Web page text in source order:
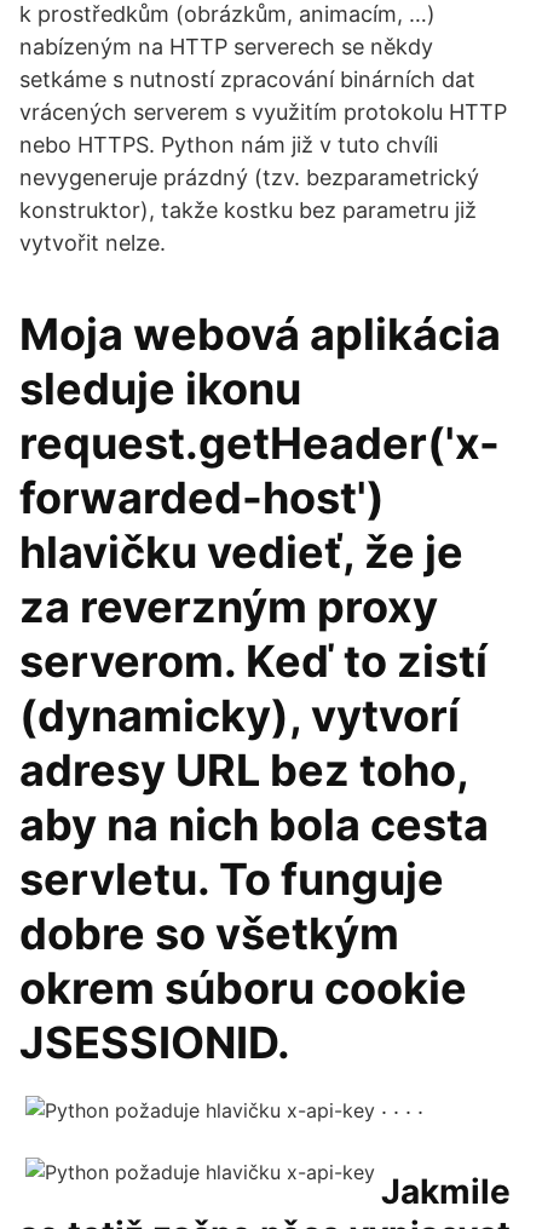
k prostředkům (obrázkům, animacím, …)
nabízeným na HTTP serverech se někdy
setkáme s nutností zpracování binárních dat
vrácených serverem s využitím protokolu HTTP
nebo HTTPS. Python nám již v tuto chvíli
nevygeneruje prázdný (tzv. bezparametrický
konstruktor), takže kostku bez parametru již
vytvořit nelze.
Moja webová aplikácia
sleduje ikonu
request.getHeader('x-
forwarded-host')
hlavičku vedieť, že je
za reverzným proxy
serverom. Keď to zistí
(dynamicky), vytvorí
adresy URL bez toho,
aby na nich bola cesta
servletu. To funguje
dobre so všetkým
okrem súboru cookie
JSESSIONID.
. . . .
Jakmile